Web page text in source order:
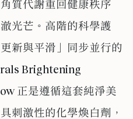
質代謝重回健康秩序
光芒。高階的科學護
新與平滑」同步並行的
Brightening
正是遵循這套純淨美
刺激性的化學煥白劑，